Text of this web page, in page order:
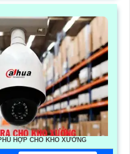
HỢP CHO KHO XƯỞNG